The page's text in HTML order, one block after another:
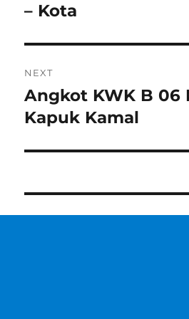
post:
– Kota
NEXT
Next
post:
Angkot KWK B 06
Kapuk Kamal